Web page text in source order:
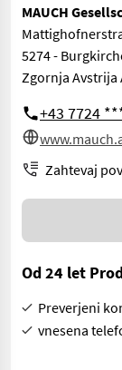
MAUCH
5274 -
Zgornja Avstrija
+43 7724
Zahtevaj
Od 24 let
Preverjeni
vnesena